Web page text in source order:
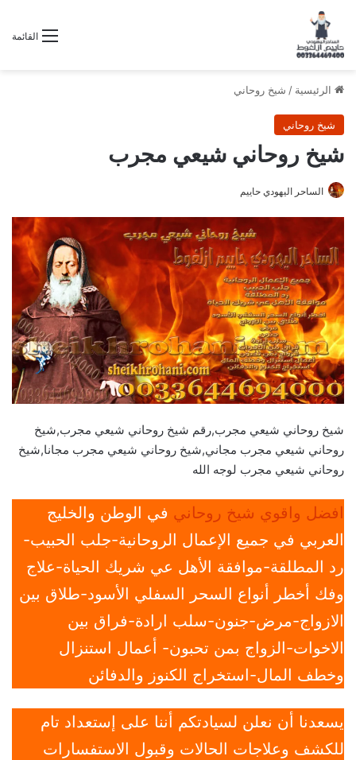
القائمة
الرئيسية / شيخ روحاني
شيخ روحاني
شيخ روحاني شيعي مجرب
الساحر اليهودي حاييم
شيخ روحاني شيعي مجرب,رقم شيخ روحاني شيعي مجرب,شيخ
روحاني شيعي مجرب مجاني,شيخ روحاني شيعي مجرب مجانا,شيخ
روحاني شيعي مجرب لوجه الله
افضل واقوي شيخ روحاني في الوطن والخليج
العربي في جميع الإعمال الروحانية-جلب الحبيب-
رد المطلقة-موافقة الأهل عي شريك الحياة-علاج
وفك أخطر أنواع السحر السفلي الأسود-طلاق بين
الازواج-مرض-جنون-سلب ارادة-فراق بين
الاخوات-الزواج بمن تحبون- أعمال استنزال
وخطف المال-استخراج الكنوز والدفائن
يسعدنا أن نعلن لسيادتكم أننا على إستعداد تام
للكشف وعلاجات الحالات وقبول الاستفسارات